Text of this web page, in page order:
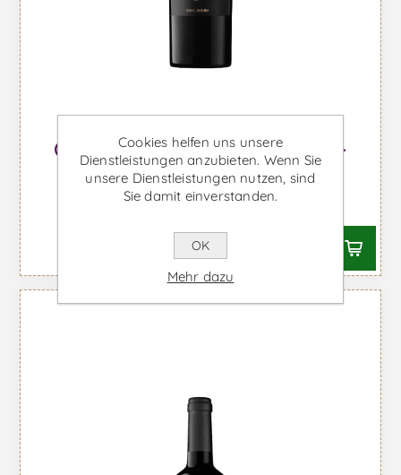
Quinta dos Aciprestes Reserve -
Rotwein
Ab €23,13 inkl. MwSt.
Cookies helfen uns unsere
Dienstleistungen anzubieten. Wenn Sie
unsere Dienstleistungen nutzen, sind
Sie damit einverstanden.
OK
Mehr dazu